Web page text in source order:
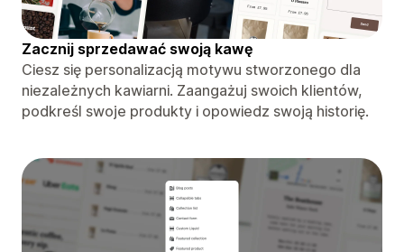
Zacznij sprzedawać swoją kawę
Ciesz się personalizacją motywu stworzonego dla
niezależnych kawiarni. Zaangażuj swoich klientów,
podkreśl swoje produkty i opowiedz swoją historię.